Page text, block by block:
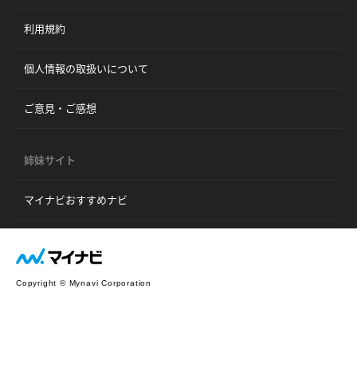
利用規約
個人情報の取扱いについて
ご意見・ご感想
姉妹サイト
マイナビおすすめナビ
Copyright © Mynavi Corporation